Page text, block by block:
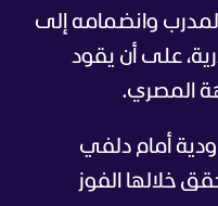
وانضمامه إلى
على أن يقود
المصري.
أمام دلفي
خلالها الفوز